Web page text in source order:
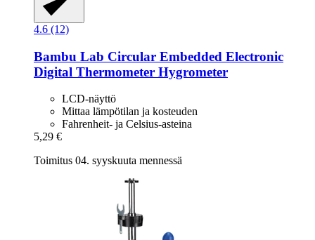
4.6 (12)
Bambu Lab Circular Embedded Electronic
Digital Thermometer Hygrometer
LCD-näyttö
Mittaa lämpötilan ja kosteuden
Fahrenheit- ja Celsius-asteina
5,29 €
Toimitus 04. syyskuuta mennessä